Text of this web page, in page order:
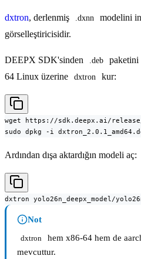
dxtron, derlenmiş .dxnn
modelini
görselleştiricisidir.
DEEPX SDK'sinden .deb
64 Linux üzerine
dxtron kur:
wget https://sdk.deepx.ai/
sudo dpkg -i
Ardından dışa aktardığın modeli aç:
dxtron yolo26n_deepx_model/
Not
dxtron
hem x86-64 hem de
mevcuttur.